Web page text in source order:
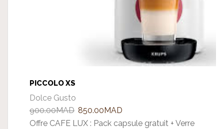
PICCOLO XS
Dolce Gusto
900.00MAD Le
prix
850.00 MAD
prix
Offre CAFE LUX : Pack capsule gratuit + Verre